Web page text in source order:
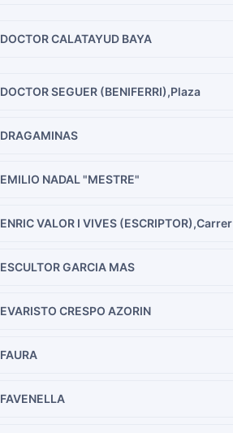
DOCTOR CALATAYUD BAYA
DOCTOR SEGUER (BENIFERRI),Plaza
DRAGAMINAS
EMILIO NADAL "MESTRE"
ENRIC VALOR I VIVES (ESCRIPTOR),Carrer
ESCULTOR GARCIA MAS
EVARISTO CRESPO AZORIN
FAURA
FAVENELLA